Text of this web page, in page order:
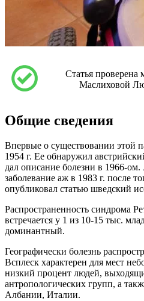
Статья проверена
Маслиховой
Общие сведения
Впервые о существовании этой
1954 г. Ее обнаружил
дал описание болезни в 1966-
заболевание аж в 1983 г. после
опубликовал статью шведский
Распространенность синдрома
встречается у 1 из 10-15 тыс.
доминантный.
Географически болезнь
Всплеск характерен для мест
низкий процент людей,
антропологических групп, а
Албании, Италии.